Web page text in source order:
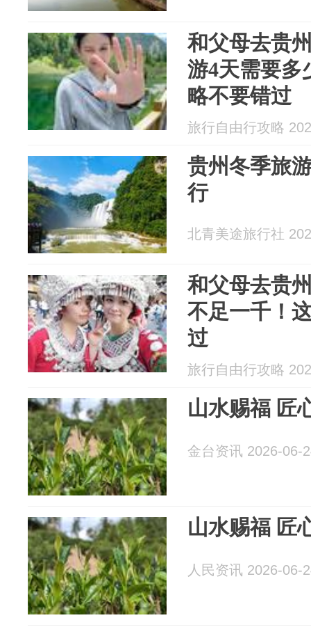
和父母去贵
游4天需要多
略不要错过
旅行自由行攻略
贵州冬季旅
行
北青美途旅行社
和父母去贵
不足一千！
过
旅行自由行攻略
山水赐福 匠
金台资讯 2026-06-
山水赐福 匠
人民资讯 2026-06-